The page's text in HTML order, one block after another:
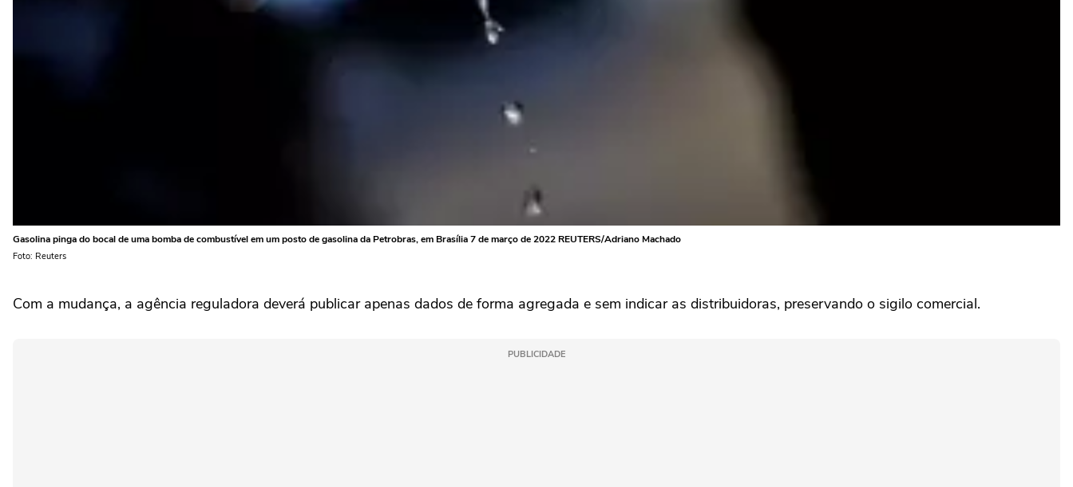
Gasolina pinga do bocal de uma bomba de combustível em um posto de gasolina da Petrobras, em Brasília 7 de março de 2022 REUTERS/Adriano Machado
Foto: Reuters
Com a mudança, a ‌agência reguladora deverá publicar apenas dados de forma agregada e sem indicar as distribuidoras, preservando o sigilo comercial.
PUBLICIDADE